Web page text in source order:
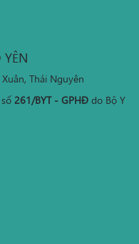
Thái Nguyên
261/BYT - GPHĐ do Bộ Y